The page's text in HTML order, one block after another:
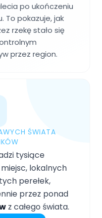
po ukończeniu
To pokazuje, jak
rzekę stało się
przez region.
ŚWIATA
tysiące
lokalnych
perełek,
przez ponad
z całego świata.